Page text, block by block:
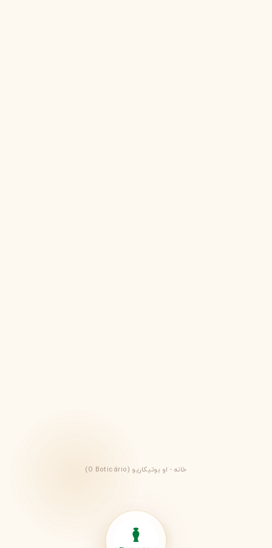
خانه- او بوتیکاریو (O Boticário)